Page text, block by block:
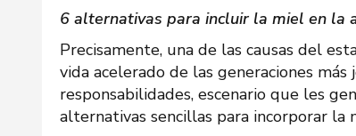
6 alternativas para incluir la miel en la
Precisamente, una de las causas del
vida acelerado de las generaciones
responsabilidades, escenario que les
alternativas sencillas para incorporar la